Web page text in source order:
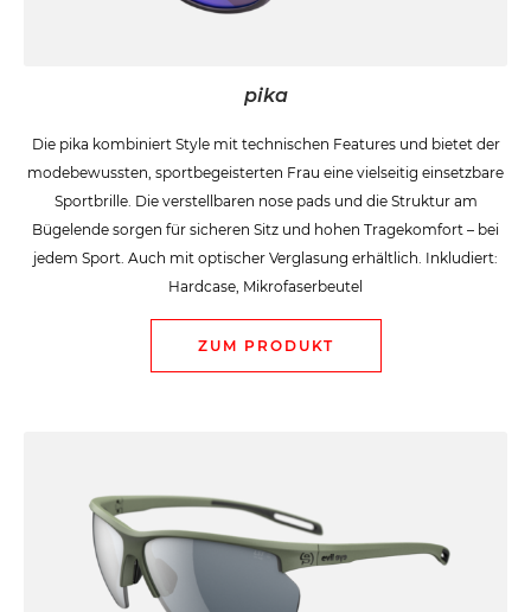
pika
Die pika kombiniert Style mit technischen Features und bietet der
modebewussten, sportbegeisterten Frau eine vielseitig einsetzbare
Sportbrille. Die verstellbaren nose pads und die Struktur am
Bügelende sorgen für sicheren Sitz und hohen Tragekomfort – bei
jedem Sport. Auch mit optischer Verglasung erhältlich. Inkludiert:
Hardcase, Mikrofaserbeutel
ZUM PRODUKT